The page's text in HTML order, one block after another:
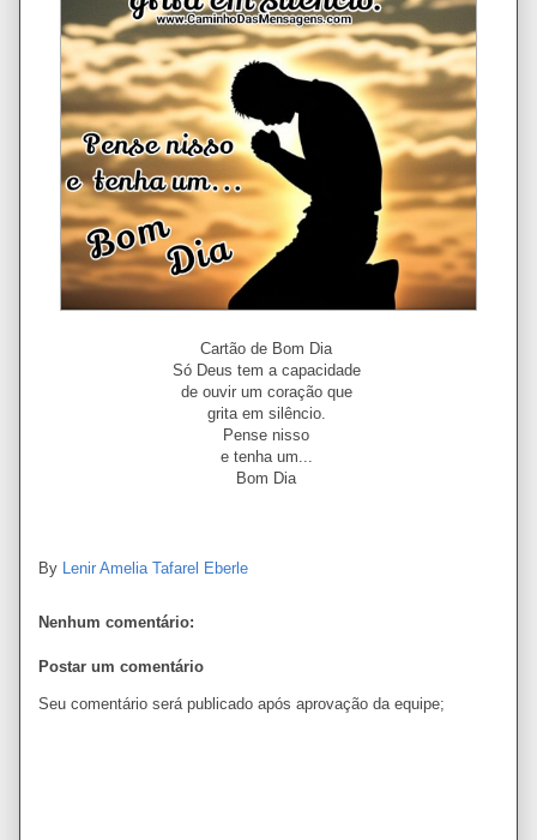
Cartão de Bom Dia
Só Deus tem a capacidade
de ouvir um coração que
grita em silêncio.
Pense nisso
e tenha um...
Bom Dia
By Lenir Amelia Tafarel Eberle
Nenhum comentário:
Postar um comentário
Seu comentário será publicado após aprovação da equipe;